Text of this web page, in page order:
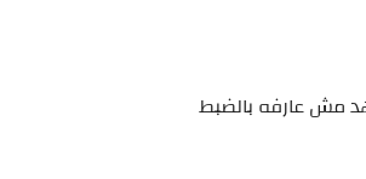
مش عارفه بالضبط